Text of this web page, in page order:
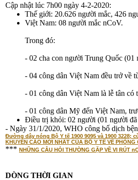
Cập nhật lúc 7h00 ngày 4-2-2020:
Thế giới: 20.626 người mắc, 426
Việt Nam: 08 người mắc nCoV.
Trong đó:
- 02 cha con người Trung Quốc (01
- 04 công dân Việt Nam đều trở về
- 01 công dân Việt Nam là lễ tân
- 01 công dân Mỹ đến Việt Nam,
Điều trị khỏi: 02 người (01 người
- Ngày 31/1/2020, WHO công bố dịch
Đường dây nóng Bộ Y tế 1900 9095 và 1900 3228;
KHUYẾN CÁO MỚI NHẤT CỦA BỘ Y TẾ VỀ
*** NHỮNG CÂU HỎI THƯỜNG GẶP VỀ VI RÚT
DÒNG THỜI GIAN